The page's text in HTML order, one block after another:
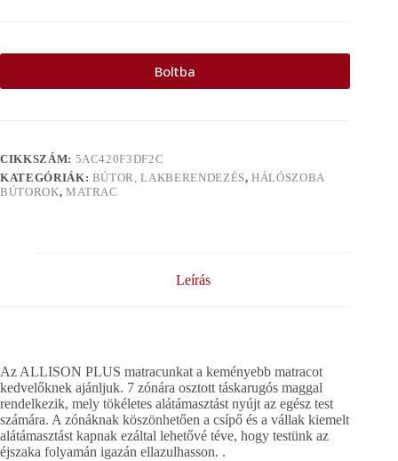
Boltba
CIKKSZÁM: 5AC420F3DF2C
KATEGÓRIÁK: BÚTOR, LAKBERENDEZÉS,HÁLÓSZOBA
BÚTOROK, MATRAC
Leírás
Az ALLISON PLUS matracunkat a keményebb matracot
kedvelőknek ajánljuk. 7 zónára osztott táskarugós maggal
rendelkezik, mely tökéletes alátámasztást nyújt az egész test
számára. A zónáknak köszönhetően a csípő és a vállak kiemelt
alátámasztást kapnak ezáltal lehetővé téve, hogy testünk az
éjszaka folyamán igazán ellazulhasson. .